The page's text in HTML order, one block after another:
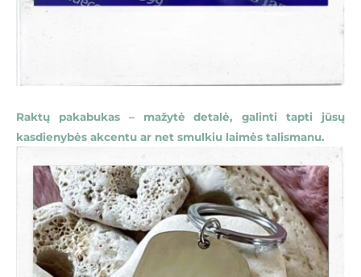
Raktų pakabukas – mažytė detalė, galinti tapti jūsų
kasdienybės akcentu ar net smulkiu laimės talismanu.